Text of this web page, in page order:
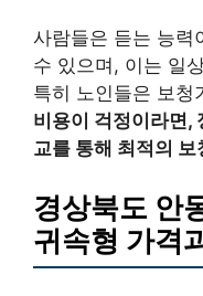
사람들은 듣는 능력
수 있으며, 이는 일
특히 노인들은 보청
비용이 걱정이라면,
교를 통해 최적의
경상북도 안
귀속형 가격